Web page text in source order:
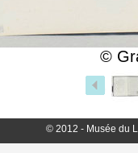
©
© 2012 - Musée du